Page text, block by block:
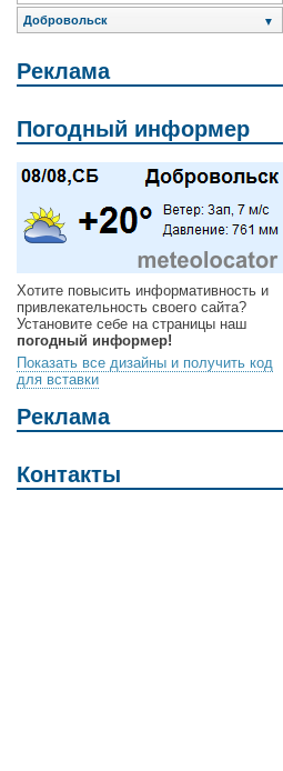
Добровольск ▼
Реклама
Погодный информер
Хотите повысить информативность и
привлекательность своего сайта?
Установите себе на страницы наш
погодный информер!
Показать все дизайны и получить код
для вставки
Реклама
Контакты